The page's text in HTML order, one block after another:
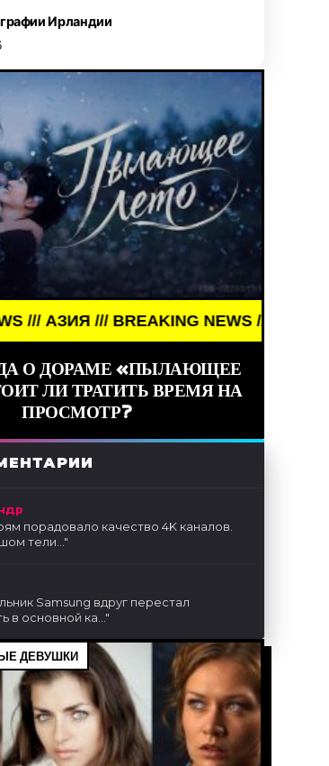
Ирландии
NEWS /// АЗИЯ ///
О ДОРАМЕ «ПЫЛАЮЩЕЕ
ЛИ ТРАТИТЬ ВРЕМЯ НА
ПРОСМОТР?
порадовало качество 4K каналов.
тели..."
Samsung вдруг перестал
в основной ка..."
ДЕВУШКИ